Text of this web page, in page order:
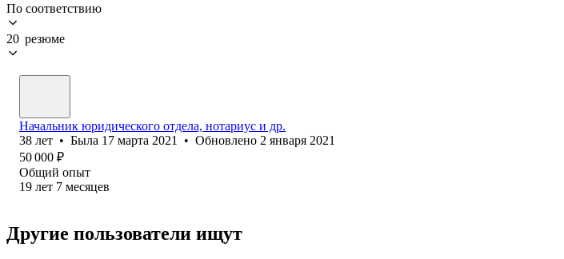
По соответствию
20 резюме
Начальник юридического отдела, нотариус и др.
38 лет • Была 17 марта 2021 • Обновлено 2 января 2021
50 000 ₽
Общий опыт
19 лет 7 месяцев
Другие пользователи ищут